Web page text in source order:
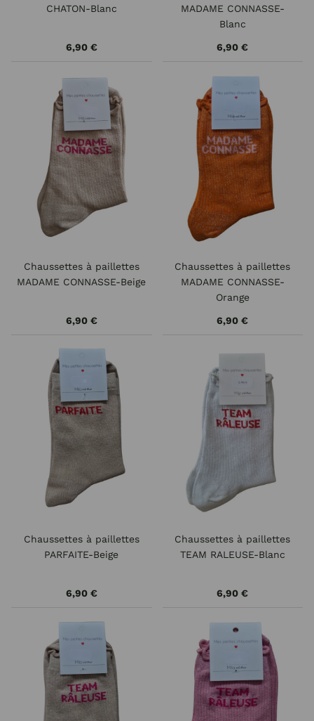
CHATON-Blanc
6,90 €
MADAME CONNASSE-
Blanc
6,90 €
Chaussettes à paillettes
MADAME CONNASSE-Beige
6,90 €
Chaussettes à paillettes
MADAME CONNASSE-
Orange
6,90 €
Chaussettes à paillettes
PARFAITE-Beige
6,90 €
Chaussettes à paillettes
TEAM RALEUSE-Blanc
6,90 €